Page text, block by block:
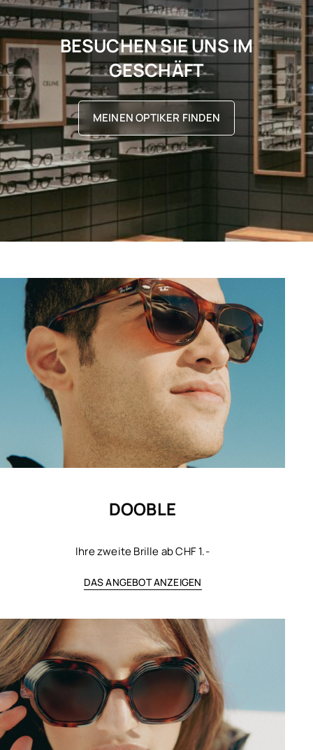
BESUCHEN SIE UNS IM
GESCHÄFT
MEINEN OPTIKER FINDEN
DOOBLE
Ihre zweite Brille ab CHF 1.-
DAS ANGEBOT ANZEIGEN